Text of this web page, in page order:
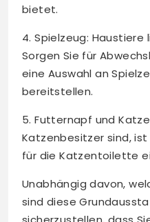
bietet.
4. Spielzeug: Haustiere
Sorgen Sie für
eine Auswahl an
bereitstellen.
5. Futternapf und
Katzenbesitzer sind,
für die Katzentoilette
Unabhängig davon,
sind diese